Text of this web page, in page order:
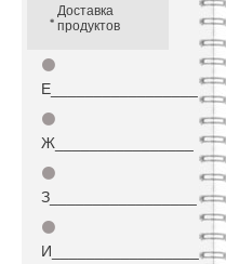
Доставка
продуктов
⚫
Е_________________
⚫
Ж________________
⚫
З_________________
⚫
И_________________